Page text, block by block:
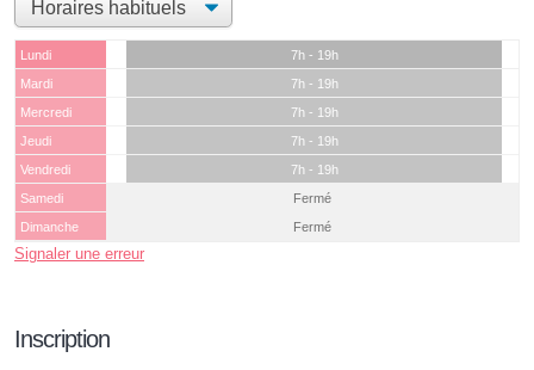
Lundi
7h - 19h
Mardi
7h - 19h
Mercredi
7h - 19h
Jeudi
7h - 19h
Vendredi
7h - 19h
Samedi
Fermé
Dimanche
Fermé
Signaler une erreur
Inscription